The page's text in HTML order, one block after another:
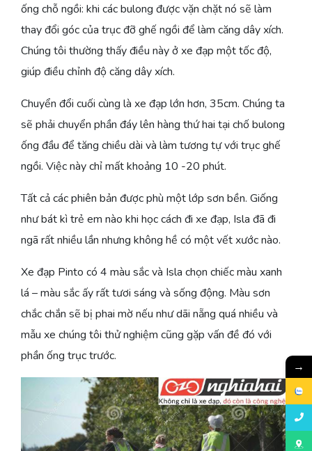
ống chỗ ngồi: khi các bulong được vặn chặt nó sẽ làm
thay đổi góc của trục đỡ ghế ngồi để làm căng dây xích.
Chúng tôi thường thấy điều này ở xe đạp một tốc độ,
giúp điều chỉnh độ căng dây xích.
Chuyển đổi cuối cùng là xe đạp lớn hơn, 35cm. Chúng ta
sẽ phải chuyển phần đáy lên hàng thứ hai tại chố bulong
ống đầu để tăng chiều dài và làm tương tự với trục ghế
ngồi. Việc này chỉ mất khoảng 10 -20 phút.
Tất cả các phiên bản được phù một lớp sơn bền. Giống
như bát kì trẻ em nào khi học cách đi xe đạp, Isla đã đi
ngã rất nhiều lần nhưng không hề có một vết xước nào.
Xe đạp Pinto có 4 màu sắc và Isla chọn chiếc màu xanh
lá – màu sắc ấy rất tươi sáng và sống động. Màu sơn
chắc chắn sẽ bị phai mờ nếu như dãi nẵng quá nhiều và
mẫu xe chúng tôi thử nghiệm cũng gặp vấn đề đó với
phần ống trục trước.
→